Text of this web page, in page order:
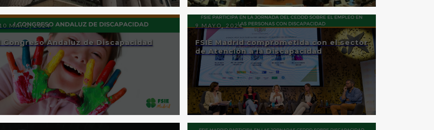
10 MAYO, 2024
I Congreso Andaluz de Discapacidad
9 MAYO, 2024
FSIE Madrid comprometida con el sector
de Atención a la Discapacidad